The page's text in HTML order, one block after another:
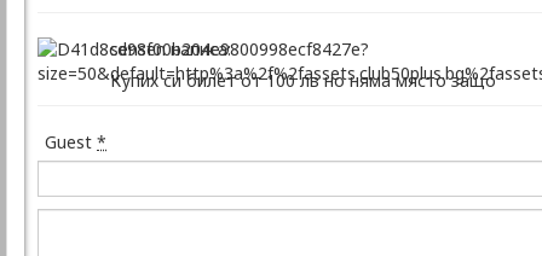
sensen написа:
Купих си билет от 100 лв но няма място защо
Guest *